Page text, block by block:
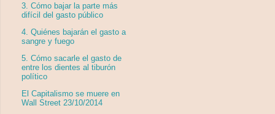
3. Cómo bajar la parte más
difícil del gasto público
4. Quiénes bajarán el gasto a
sangre y fuego
5. Cómo sacarle el gasto de
entre los dientes al tiburón
político
El Capitalismo se muere en
Wall Street 23/10/2014